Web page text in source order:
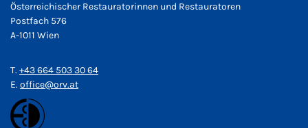
Österreichischer Restauratorinnen und Restauratoren
Postfach 576
A-1011 Wien
T. +43 664 503 30 64
E. office@orv.at